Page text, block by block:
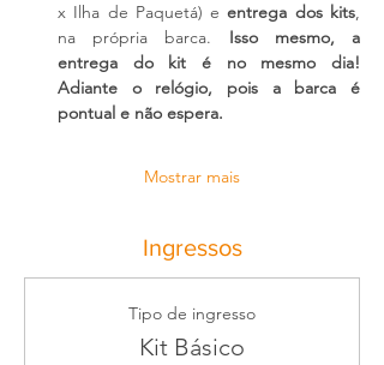
x Ilha de Paquetá) e entrega dos kits,
na própria barca. Isso mesmo, a
entrega do kit é no mesmo dia!
Adiante o relógio, pois a barca é
pontual e não espera.
Mostrar mais
Ingressos
Tipo de ingresso
Kit Básico